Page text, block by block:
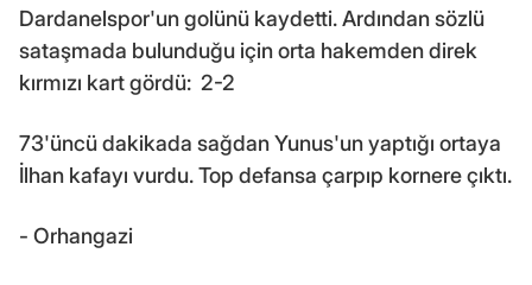
Dardanelspor'un golünü kaydetti. Ardından sözlü
sataşmada bulunduğu için orta hakemden direk
kırmızı kart gördü: 2-2
73'üncü dakikada sağdan Yunus'un yaptığı ortaya
İlhan kafayı vurdu. Top defansa çarpıp kornere çıktı.
- Orhangazi